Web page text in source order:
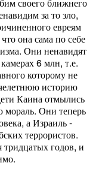
за то зло,
евреям
она сама по себе
Они ненавидят
6 млн, т.е.
которому не
историю
Каина отмылись
мораль. Они теперь
а Израиль -
террористов.
годов, и